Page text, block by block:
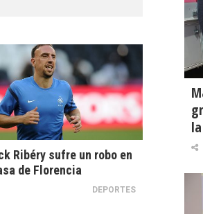
Ribéry sufre un robo en
de Florencia
DEPORTES